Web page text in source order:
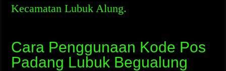
Kecamatan Lubuk Alung.
Cara Penggunaan Kode Pos
Padang Lubuk Begualung